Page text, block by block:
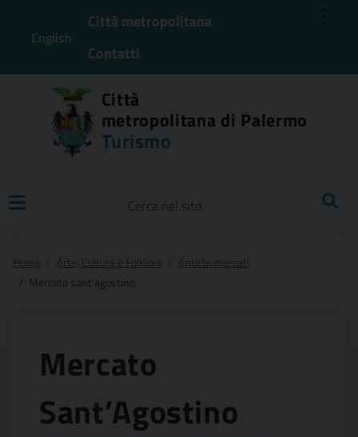
English
Città metropolitana
Contatti
Città
metropolitana di Palermo
Turismo
Mercato
Sant’Agostino